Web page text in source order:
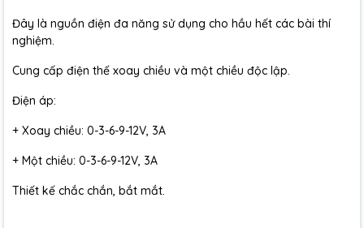
Đây là nguồn điện đa năng sử dụng cho hầu hết các bài thí
nghiệm.
Cung cấp điện thế xoay chiều và một chiều độc lập.
Điện áp:
+ Xoay chiều: 0-3-6-9-12V, 3A
+ Một chiều: 0-3-6-9-12V, 3A
Thiết kế chắc chắn, bắt mắt.